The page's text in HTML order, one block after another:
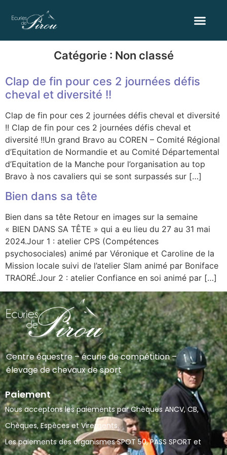
Catégorie : Non classé
Clap de fin pour ces 2 journées défis
cheval et diversité !!
Clap de fin pour ces 2 journées défis cheval et diversité
!! Clap de fin pour ces 2 journées défis cheval et
diversité !!Un grand Bravo au COREN – Comité Régional
d’Equitation de Normandie et au Comité Départemental
d’Equitation de la Manche pour l’organisation au top
Bravo à nos cavaliers qui se sont surpassés sur […]
Bien dans sa tête
Bien dans sa tête Retour en images sur la semaine
« BIEN DANS SA TÊTE » qui a eu lieu du 27 au 31 mai
2024.Jour 1 : atelier CPS (Compétences
psychosociales) animé par Véronique et Caroline de la
Mission locale suivi de l’atelier Slam animé par Boniface
TRAORÉ.Jour 2 : atelier Confiance en soi animé par […]
Centre équestre – écurie de compétition –
élevage de chevaux de sport
Paiement
Nous acceptons les paiements par Chèques ANCV, CB,
Chèques, Espèces et Virements.
Les paiements des organismes SPOT 50, PASS SPORT et